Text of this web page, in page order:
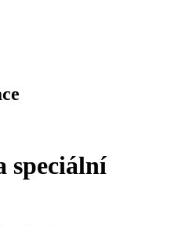
speciální